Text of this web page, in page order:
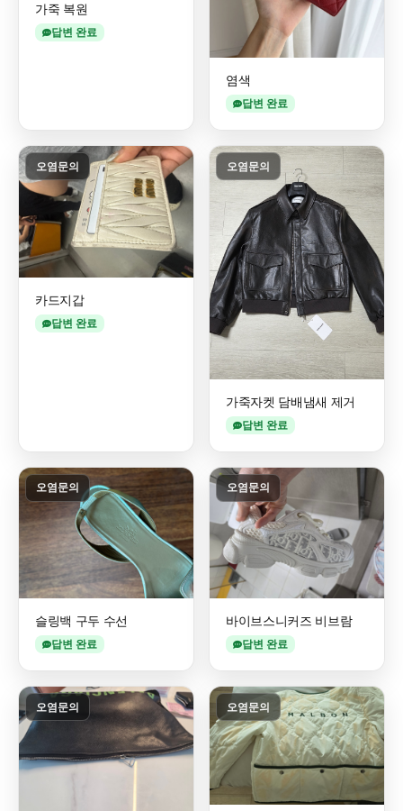
가죽 복원
답변 완료
염색
답변 완료
오염문의
카드지갑
답변 완료
오염문의
가죽자켓 담배냄새 제거
답변 완료
오염문의
슬링백 구두 수선
답변 완료
오염문의
바이브스니커즈 비브람
답변 완료
오염문의 오염문의